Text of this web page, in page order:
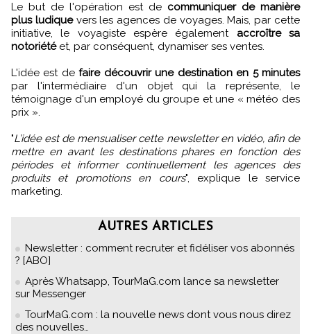
Le but de l'opération est de communiquer de manière
plus ludiquevers les agences de voyages. Mais, par cette
initiative, le voyagiste espère également accroître sa
notoriétéet, par conséquent, dynamiser ses ventes.
L'idée est defaire découvrir une destination en 5 minutes
par l'intermédiaire d'un objet qui la représente, le
témoignage d'un employé du groupe et une « météo des
prix ».
"L’idée est de mensualiser cette newsletter en vidéo, afin de
mettre en avant les destinations phares en fonction des
périodes et informer continuellement les agences des
produits et promotions en cours", explique le service
marketing.
AUTRES ARTICLES
Newsletter : comment recruter et fidéliser vos abonnés
? [ABO]
Après Whatsapp, TourMaG.com lance sa newsletter
sur Messenger
TourMaG.com : la nouvelle news dont vous nous direz
des nouvelles…